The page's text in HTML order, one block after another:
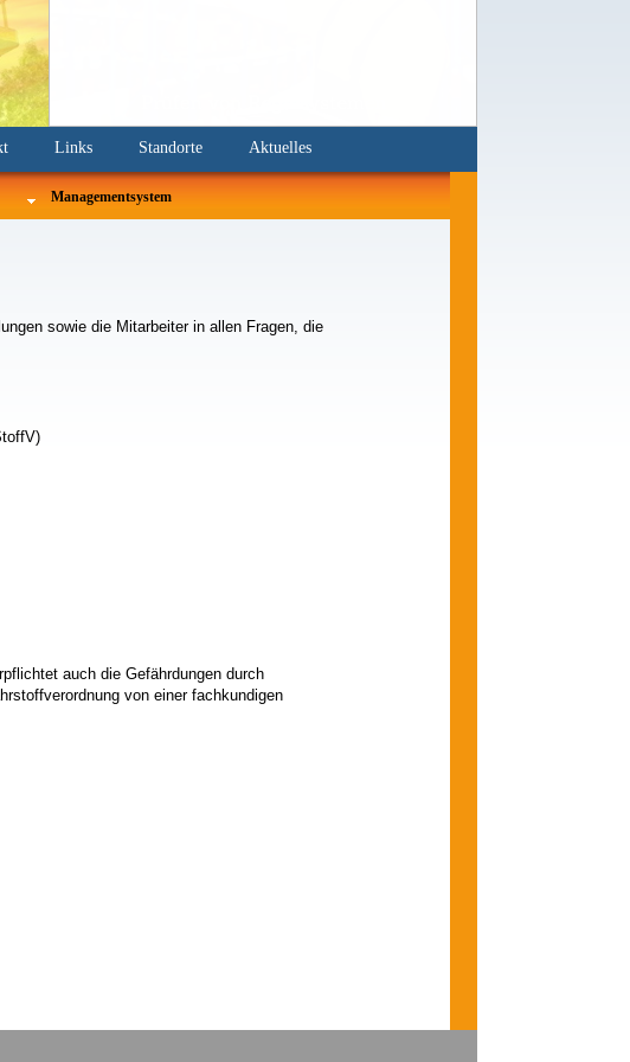
Managementsystem
Links Standorte Aktuelles
sowie die Mitarbeiter in allen Fragen, die
auch die Gefährdungen durch
von einer fachkundigen